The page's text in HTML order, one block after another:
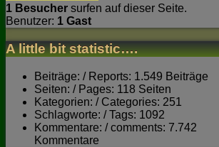
1 Besucher surfen auf dieser Seite.
Benutzer: 1 Gast
A little bit statistic….
Beiträge: / Reports: 1.549 Beiträge
Seiten: / Pages: 118 Seiten
Kategorien: / Categories: 251
Schlagworte: / Tags: 1092
Kommentare: / comments: 7.742
Kommentare